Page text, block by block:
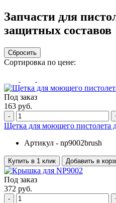
Запчасти для
защитных составов
Сбросить
Сортировка по цене:
Под заказ
163 руб.
-
Щетка для моющего пистолета
Артикул - np9002brush
Купить в 1 клик Добавить в
Под заказ
372 руб.
-